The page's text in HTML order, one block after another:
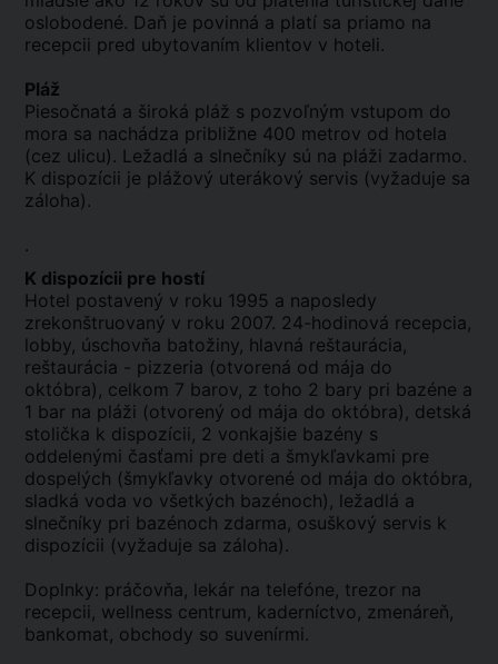
oslobodené. Daň je povinná a platí sa priamo na
recepcii pred ubytovaním klientov v hoteli.
Pláž
Piesočnatá a široká pláž s pozvoľným vstupom do
mora sa nachádza približne 400 metrov od hotela
(cez ulicu). Ležadlá a slnečníky sú na pláži zadarmo.
K dispozícii je plážový uterákový servis (vyžaduje sa
záloha).
.
K dispozícii pre hostí
Hotel postavený v roku 1995 a naposledy
zrekonštruovaný v roku 2007. 24-hodinová recepcia,
lobby, úschovňa batožiny, hlavná reštaurácia,
reštaurácia - pizzeria (otvorená od mája do
októbra), celkom 7 barov, z toho 2 bary pri bazéne a
1 bar na pláži (otvorený od mája do októbra), detská
stolička k dispozícii, 2 vonkajšie bazény s
oddelenými časťami pre deti a šmykľavkami pre
dospelých (šmykľavky otvorené od mája do októbra,
sladká voda vo všetkých bazénoch), ležadlá a
slnečníky pri bazénoch zdarma, osuškový servis k
dispozícii (vyžaduje sa záloha).
Doplnky: práčovňa, lekár na telefóne, trezor na
recepcii, wellness centrum, kaderníctvo, zmenáreň,
bankomat, obchody so suvenírmi.